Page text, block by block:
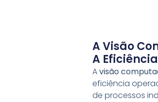
A Visão
A
Avisão
eficiência
de processos